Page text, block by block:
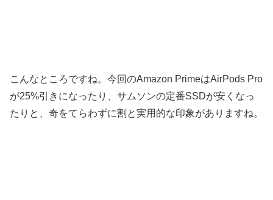
こんなところですね。今回のAmazon PrimeはAirPods Pro
が25%引きになったり、サムソンの定番SSDが安くなっ
たりと、奇をてらわずに割と実用的な印象がありますね。